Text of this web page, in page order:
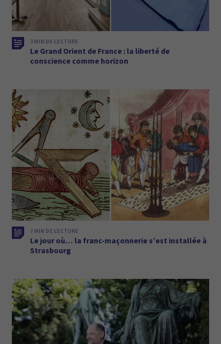
3 MIN DE LECTURE
Le Grand Orient de France : la liberté de
conscience comme horizon
7 MIN DE LECTURE
Le jour où… la franc-maçonnerie s’est installée à
Strasbourg